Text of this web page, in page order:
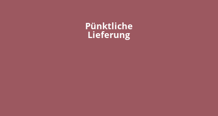
Pünktliche
Lieferung